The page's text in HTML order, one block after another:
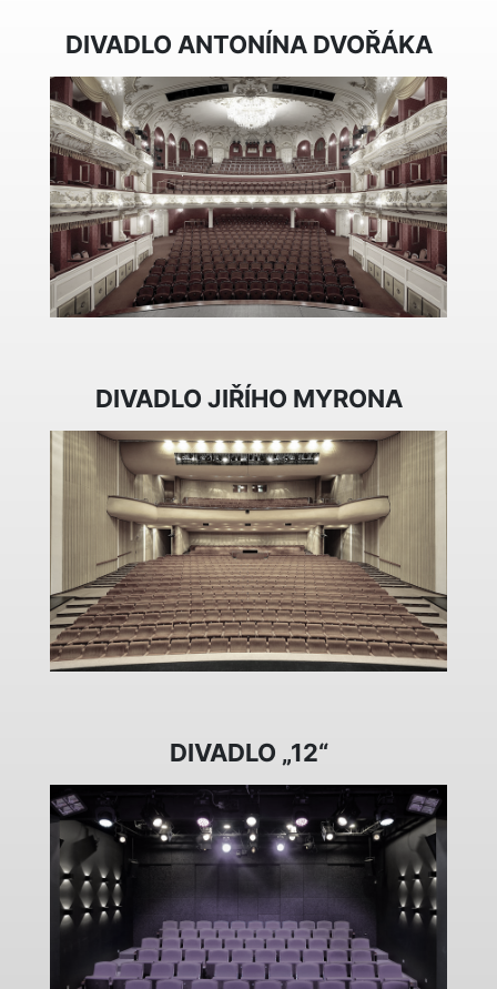
DIVADLO ANTONÍNA DVOŘÁKA
DIVADLO JIŘÍHO MYRONA
DIVADLO „12“